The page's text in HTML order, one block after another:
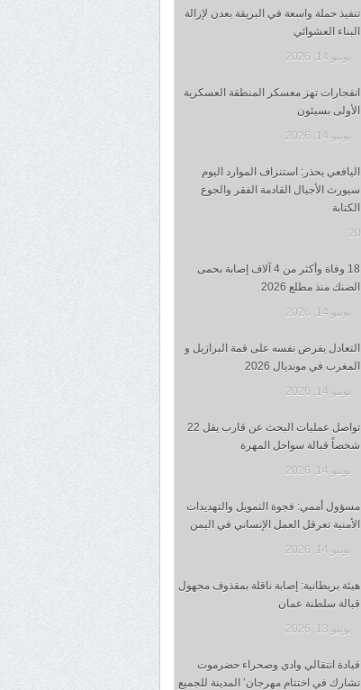
تنفيذ حملة واسعة في البريقة بعدن لإزالة
البناء العشوائي
يونيو 14, 2026
انفجارات تهز معسكر المنطقة العسكرية
الأولى بسيئون
يونيو 14, 2026
اليافعي يحذر: استنزاف الموارد اليوم
سيورث الأجيال القادمة الفقر والجوع
الكتابة
18 وفاة وأكثر من 4 آلاف إصابة بحمى
الضنك منذ مطلع 2026
يونيو 14, 2026
التعادل يفرض نفسه على قمة البرازيل و
المغرب في مونديال 2026
يونيو 14, 2026
تواصل عمليات البحث عن قارب يقل 22
شخصاً قبالة سواحل المهرة
يونيو 14, 2026
مسؤول أممي: فجوة التمويل والتهديدات
الأمنية تعرقل العمل الإنساني في اليمن
يونيو 14, 2026
هيئة بريطانية: إصابة ناقلة بمقذوف مجهول
قبالة سلطنة عمان
يونيو 13, 2026
قيادة انتقالي وادي وصحراء حضرموت
تشارك في اختتام مهرجان’ المدينة للجميع